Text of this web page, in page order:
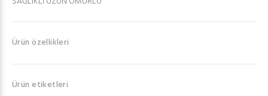
Ürün özellikleri
Ürün etiketleri